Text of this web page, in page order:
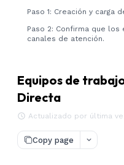
Equipos de
Directa
Actualizado por última
Copy page
Paso 1: Creación y carga
Paso 2: Confirma que
canales de atención.